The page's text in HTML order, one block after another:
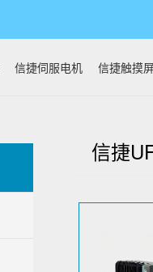
信捷伺服电机 信捷触摸
信捷